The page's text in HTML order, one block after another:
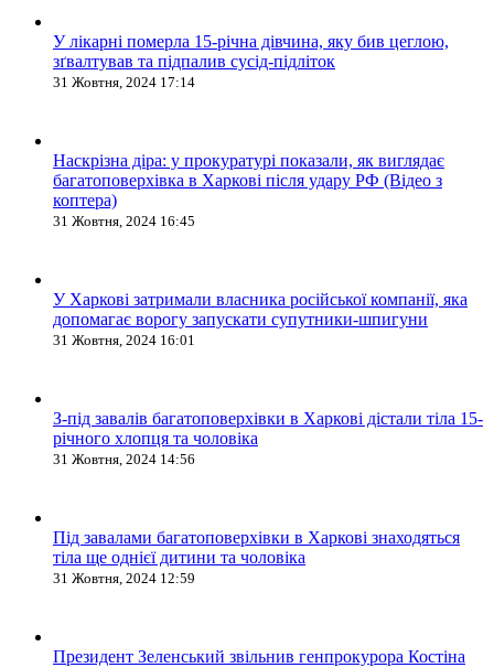
У лікарні померла 15-річна дівчина, яку бив цеглою,
зґвалтував та підпалив сусід-підліток
31 Жовтня, 2024 17:14
Наскрізна діра: у прокуратурі показали, як виглядає
багатоповерхівка в Харкові після удару РФ (Відео з
коптера)
31 Жовтня, 2024 16:45
У Харкові затримали власника російської компанії, яка
допомагає ворогу запускати супутники-шпигуни
31 Жовтня, 2024 16:01
З-під завалів багатоповерхівки в Харкові дістали тіла 15-
річного хлопця та чоловіка
31 Жовтня, 2024 14:56
Під завалами багатоповерхівки в Харкові знаходяться
тіла ще однієї дитини та чоловіка
31 Жовтня, 2024 12:59
Президент Зеленський звільнив генпрокурора Костіна